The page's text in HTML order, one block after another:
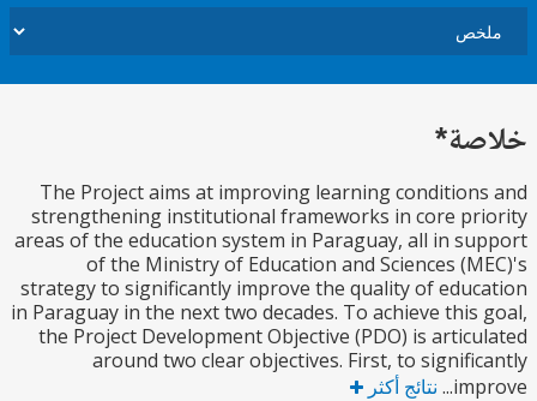
The Project aims at improving learning
strengthening institutional frameworks in core
areas of the education system in Paraguay, all in
of the Ministry of Education and Sciences
strategy to significantly improve the quality of
in Paraguay in the next two decades. To achieve
the Project Development Objective (PDO) is
around two clear objectives. First, to
نتائج أكثر